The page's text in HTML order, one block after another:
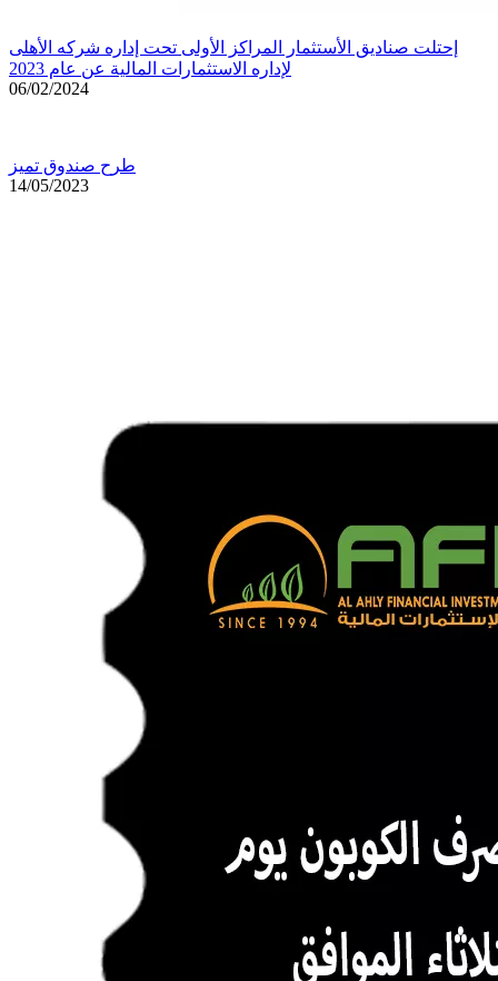
إحتلت صناديق الأستثمار المراكز الأولى تحت إداره شركه الأهلى
لإداره الاستثمارات المالية عن عام 2023
06/02/2024
طرح صندوق تميز
14/05/2023